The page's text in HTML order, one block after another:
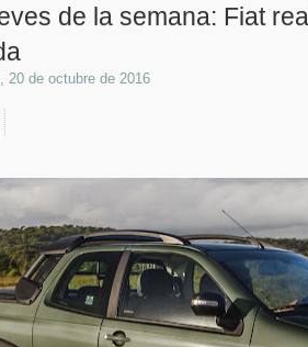
de la semana: Fiat
20 de octubre de 2016